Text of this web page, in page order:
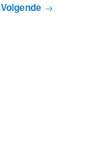
Volgende →